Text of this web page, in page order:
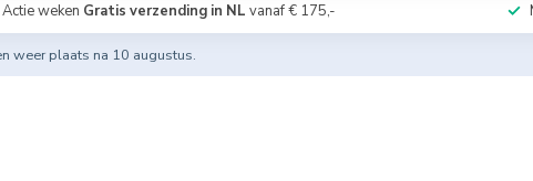
Actie weken Gratis verzending in NL vanaf € 175,-
weer plaats na 10 augustus.